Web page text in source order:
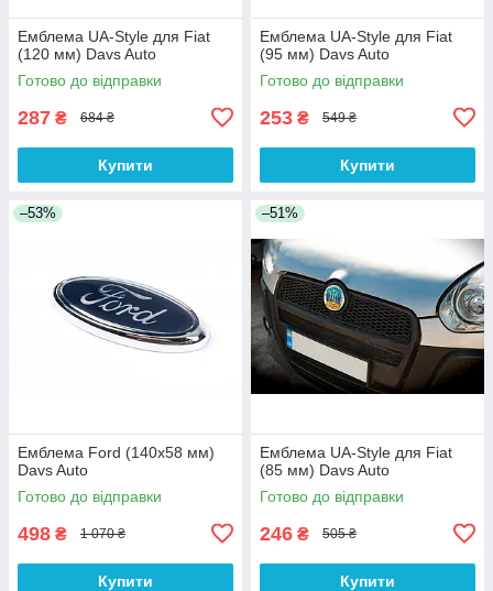
Емблема UA-Style для Fiat
(120 мм) Davs Auto
Готово до відправки
287 ₴ 684 ₴
Купити
Емблема UA-Style для Fiat
(95 мм) Davs Auto
Готово до відправки
253 ₴ 549 ₴
Купити
–53%
Емблема Ford (140х58 мм)
Davs Auto
Готово до відправки
498 ₴ 1 070 ₴
Купити
–51%
Емблема UA-Style для Fiat
(85 мм) Davs Auto
Готово до відправки
246 ₴ 505 ₴
Купити